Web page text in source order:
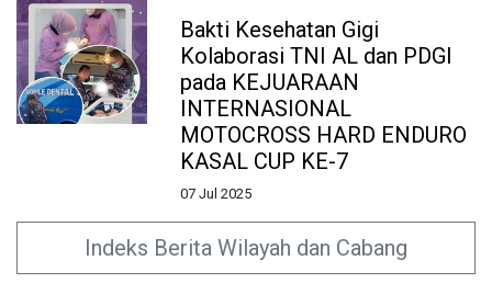
Bakti Kesehatan Gigi
Kolaborasi TNI AL dan PDGI
pada KEJUARAAN
INTERNASIONAL
MOTOCROSS HARD ENDURO
KASAL CUP KE-7
07 Jul 2025
Indeks Berita Wilayah dan Cabang